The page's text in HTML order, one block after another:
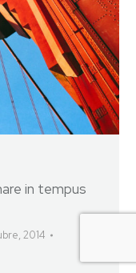
in tempus
2014